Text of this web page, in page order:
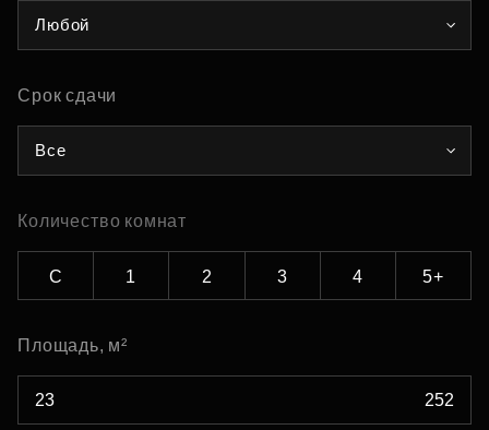
Любой
Срок сдачи
Все
Количество комнат
С 1 2 3 4 5+
Площадь, м²